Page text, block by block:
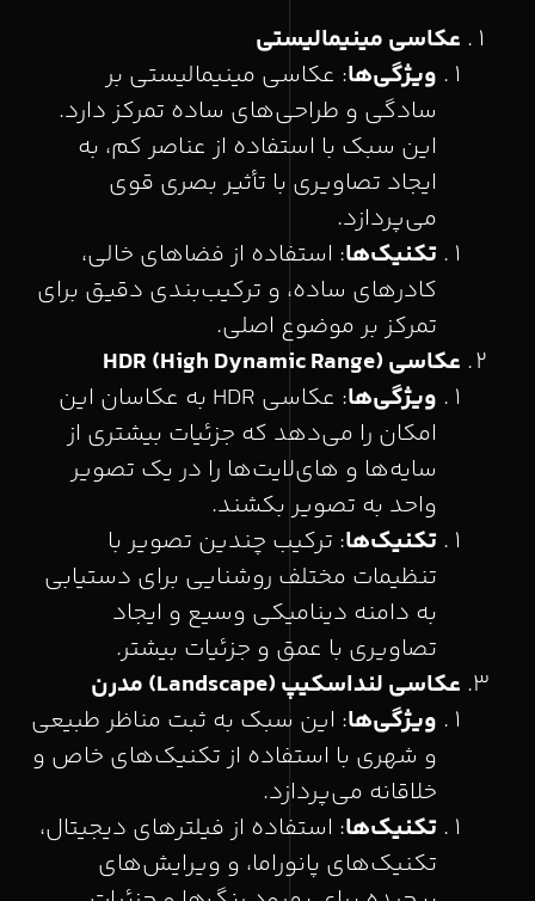
عکاسی مینیمالیستی
ویژگی‌ها: عکاسی مینیمالیستی بر
سادگی و طراحی‌های ساده تمرکز دارد.
این سبک با استفاده از عناصر کم، به
ایجاد تصاویری با تأثیر بصری قوی
می‌پردازد.
تکنیک‌ها: استفاده از فضاهای خالی،
کادرهای ساده، و ترکیب‌بندی دقیق برای
تمرکز بر موضوع اصلی.
عکاسیHDR (High Dynamic Range)
ویژگی‌ها
: عکاسی HDR به عکاسان این
امکان را می‌دهد که جزئیات بیشتری از
سایه‌ها و های‌لایت‌ها را در یک تصویر
واحد به تصویر بکشند.
تکنیک‌ها: ترکیب چندین تصویر با
تنظیمات مختلف روشنایی برای دستیابی
به دامنه دینامیکی وسیع و ایجاد
تصاویری با عمق و جزئیات بیشتر.
عکاسی لنداسکیپ(Landscape)
مدرن
ویژگی‌ها: این سبک به ثبت مناظر طبیعی
و شهری با استفاده از تکنیک‌های خاص و
خلاقانه می‌پردازد.
تکنیک‌ها: استفاده از فیلترهای دیجیتال،
تکنیک‌های پانوراما، و ویرایش‌های